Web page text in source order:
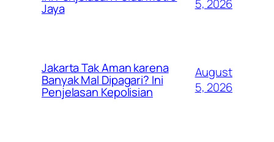
Jaya
5, 2026
Jakarta Tak Aman karena
Banyak Mal Dipagari? Ini
Penjelasan Kepolisian
August
5, 2026